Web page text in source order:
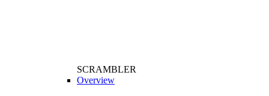
SCRAMBLER
Overview